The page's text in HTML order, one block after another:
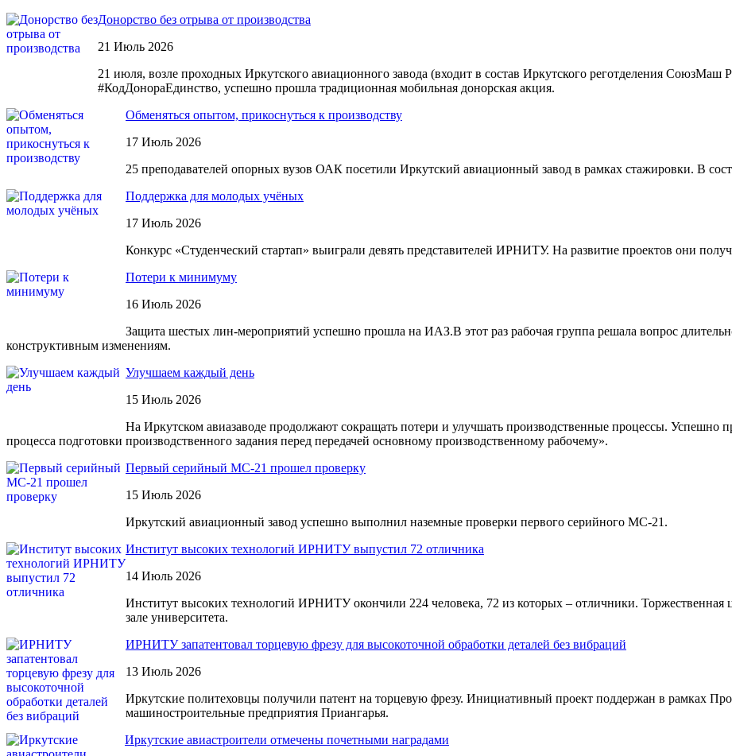
Донорство без отрыва от производства
21 Июль 2026
21 июля, возле проходных Иркутского авиационного завода (входит в состав Иркутского реготделения СоюзМаш
#КодДонораЕдинство, успешно прошла традиционная мобильная донорская акция.
Обменяться опытом, прикоснуться к производству
17 Июль 2026
25 преподавателей опорных вузов ОАК посетили Иркутский авиационный завод в рамках стажировки. В
Поддержка для молодых учёных
17 Июль 2026
Конкурс «Студенческий стартап» выиграли девять представителей ИРНИТУ. На развитие проектов они
Потери к минимуму
16 Июль 2026
Защита шестых лин-мероприятий успешно прошла на ИАЗ.В этот раз рабочая группа решала вопрос
конструктивным изменениям.
Улучшаем каждый день
15 Июль 2026
На Иркутском авиазаводе продолжают сокращать потери и улучшать производственные процессы.
процесса подготовки производственного задания перед передачей основному производственному рабочему».
Первый серийный МС-21 прошел проверку
15 Июль 2026
Иркутский авиационный завод успешно выполнил наземные проверки первого серийного МС-21.
Институт высоких технологий ИРНИТУ выпустил 72 отличника
14 Июль 2026
Институт высоких технологий ИРНИТУ окончили 224 человека, 72 из которых – отличники. Торжественная
зале университета.
ИРНИТУ запатентовал торцевую фрезу для высокоточной обработки деталей без вибраций
13 Июль 2026
Иркутские политеховцы получили патент на торцевую фрезу. Инициативный проект поддержан в рамках
машиностроительные предприятия Приангарья.
Иркутские авиастроители отмечены почетными наградами